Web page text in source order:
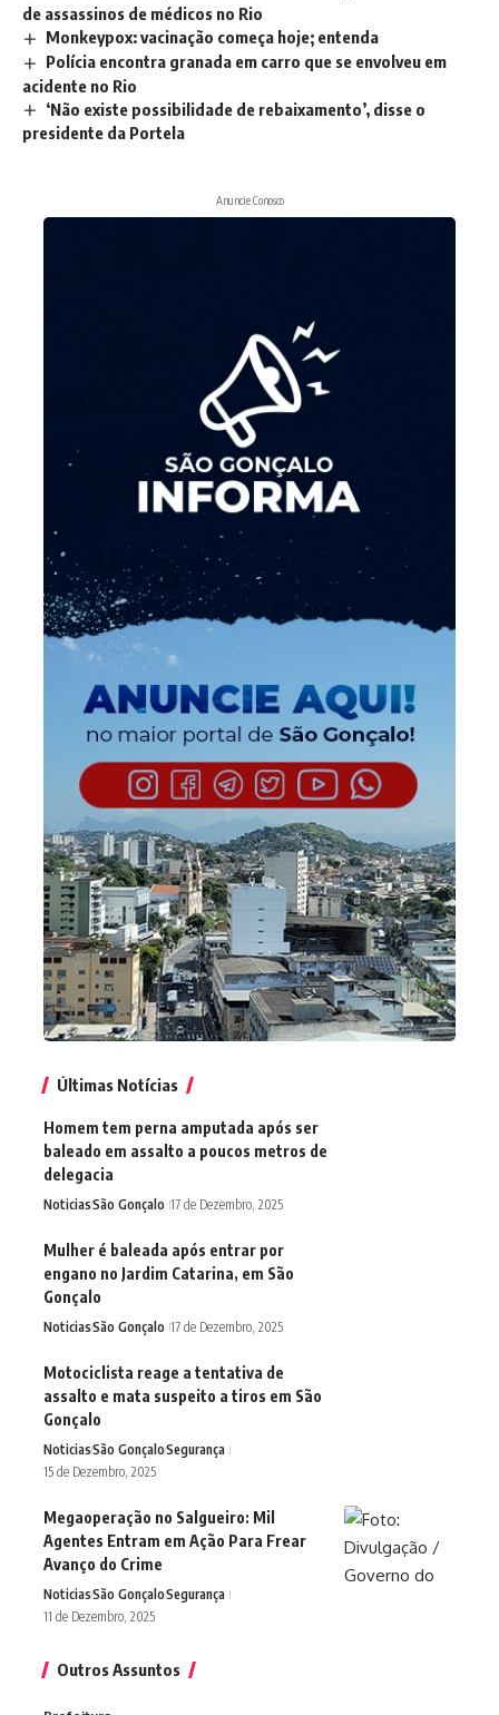
de assassinos de médicos no Rio
Monkeypox: vacinação começa hoje; entenda
Polícia encontra granada em carro que se envolveu em
acidente no Rio
‘Não existe possibilidade de rebaixamento’, disse o
presidente da Portela
Anuncie Conosco
Últimas Notícias
Homem tem perna amputada após ser
baleado em assalto a poucos metros de
delegacia
NoticiasSão Gonçalo 17 de Dezembro, 2025
Mulher é baleada após entrar por
engano no Jardim Catarina, em São
Gonçalo
NoticiasSão Gonçalo 17 de Dezembro, 2025
Motociclista reage a tentativa de
assalto e mata suspeito a tiros em São
Gonçalo
NoticiasSão GonçaloSegurança
15 de Dezembro, 2025
Megaoperação no Salgueiro: Mil
Agentes Entram em Ação Para Frear
Avanço do Crime
NoticiasSão GonçaloSegurança
11 de Dezembro, 2025
Outros Assuntos